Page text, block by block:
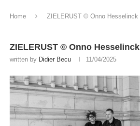
Home ZIELERUST © Onno Hesselinck
ZIELERUST © Onno Hesselinck
written by Didier Becu 11/04/2025